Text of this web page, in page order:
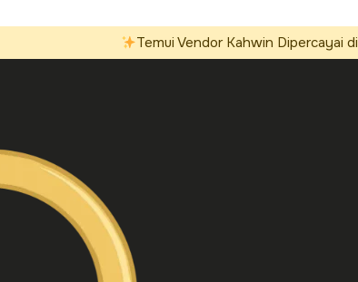
Temui Vendor Kahwin Dipercayai di